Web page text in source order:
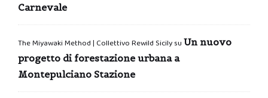
Carnevale
The Miyawaki Method | Collettivo Rewild Sicilysu Un nuovo
progetto di forestazione urbana a
Montepulciano Stazione